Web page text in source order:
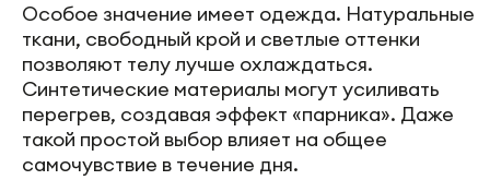
Особое значение имеет одежда. Натуральные
ткани, свободный крой и светлые оттенки
позволяют телу лучше охлаждаться.
Синтетические материалы могут усиливать
перегрев, создавая эффект «парника». Даже
такой простой выбор влияет на общее
самочувствие в течение дня.